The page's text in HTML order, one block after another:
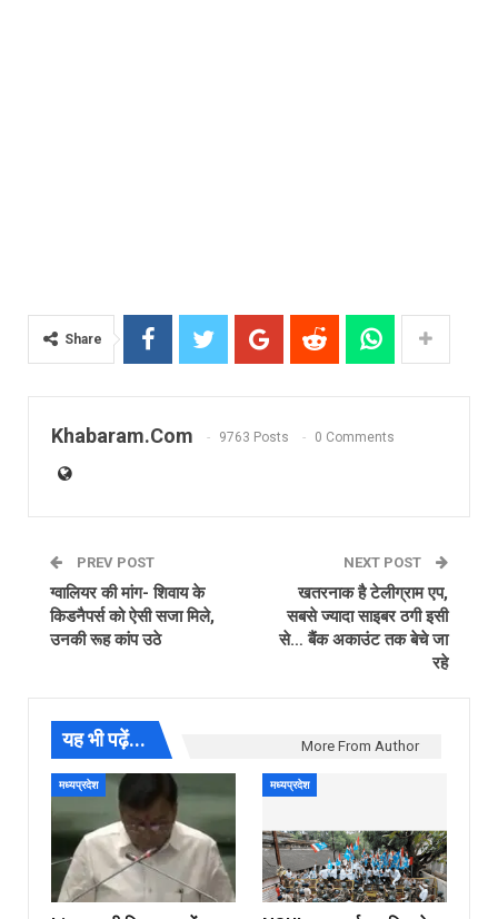
Share
Khabaram.Com 9763 Posts 0 Comments
PREV POST
ग्वालियर की मांग- शिवाय के
किडनैपर्स को ऐसी सजा मिले,
उनकी रूह कांप उठे
NEXT POST
खतरनाक है टेलीग्राम एप,
सबसे ज्यादा साइबर ठगी इसी
से… बैंक अकाउंट तक बेचे जा
रहे
यह भी पढ़ें... More From Author
मध्यप्रदेश मध्यप्रदेश